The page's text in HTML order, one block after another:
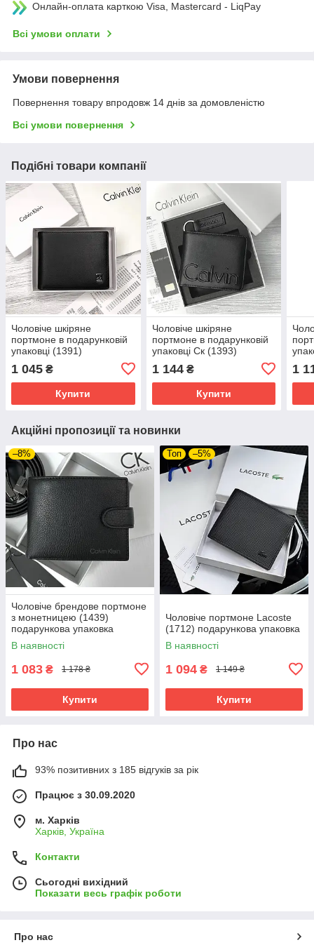
Онлайн-оплата карткою Visa, Mastercard - LiqPay
Всі умови оплати
Умови повернення
Повернення товару впродовж 14 днів за домовленістю
Всі умови повернення
Подібні товари компанії
Чоловіче шкіряне
портмоне в подарунковій
упаковці (1391)
1 045 ₴
Купити
Чоловіче шкіряне
портмоне в подарунковій
упаковці Ск (1393)
1 144₴
Купити
1
Акційні пропозиції та новинки
–8%
Чоловіче брендове портмоне
з монетницею (1439)
подарункова упаковка
В наявності
1 083 ₴ 1 178 ₴
Купити
Топ –5%
Чоловіче портмоне Lacoste
(1712) подарункова упаковка
В наявності
1 094 ₴ 1 149 ₴
Купити
Про нас
93% позитивних з 185 відгуків за рік
Працює з 30.09.2020
м. Харків
Харків, Україна
Контакти
Сьогодні вихідний
Показати весь графік роботи
Про нас